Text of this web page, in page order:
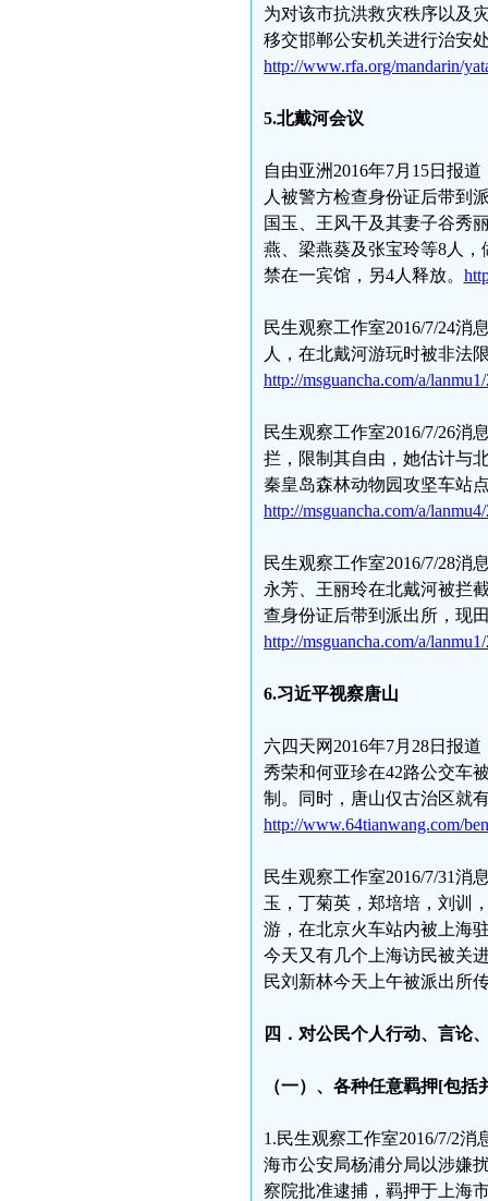
为对该市抗洪救灾秩序以及
移交邯郸公安机关进行治安
http://www.rfa.org/mandarin/
5.北戴河会议
自由亚洲2016年7月15日报
人被警方检查身份证后带到
国玉、王风干及其妻子谷秀
燕、梁燕葵及张宝玲等8人
禁在一宾馆，另4人释放。
民生观察工作室2016/7/24消
人，在北戴河游玩时被非法
http://msguancha.com/a/
民生观察工作室2016/7/26消
拦，限制其自由，她估计与
秦皇岛森林动物园攻坚车站
http://msguancha.com/a/
民生观察工作室2016/7/28消
永芳、王丽玲在北戴河被拦
查身份证后带到派出所，现
http://msguancha.com/a/
6.习近平视察唐山
六四天网2016年7月28日报
秀荣和何亚珍在42路公交车
制。同时，唐山仅古治区就
http://www.64tianwang.com/
民生观察工作室2016/7/31消
玉，丁菊英，郑培培，刘训
游，在北京火车站内被上海
今天又有几个上海访民被关
民刘新林今天上午被派出所
四．对公民个人行动、言论
（一）、各种任意羁押[包括
1.民生观察工作室2016/7/2
海市公安局杨浦分局以涉嫌
察院批准逮捕，羁押于上海